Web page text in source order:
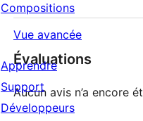
Vue avancée
Évaluations
Aucun avis n’a encore
Compositions
Apprendre
Support
Développeurs